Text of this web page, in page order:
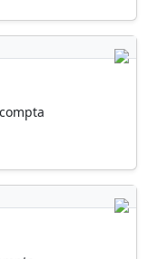
en...